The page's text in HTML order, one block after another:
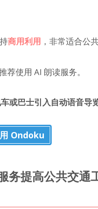
商用利用 ，非常适合公
使用 AI 朗读服务。
或巴士引入自动语音导
Ondoku
务提高公共交通